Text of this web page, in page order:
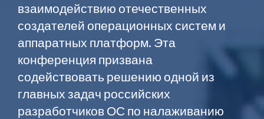
взаимодействию отечественных
создателей операционных систем и
аппаратных платформ. Эта
конференция призвана
содействовать решению одной из
главных задач российских
разработчиков ОС по налаживанию